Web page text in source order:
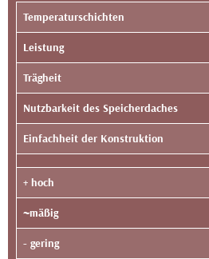
Temperaturschichten
Leistung
Trägheit
Nutzbarkeit des Speicherdaches
Einfachheit der Konstruktion
+ hoch
~mäßig
- gering